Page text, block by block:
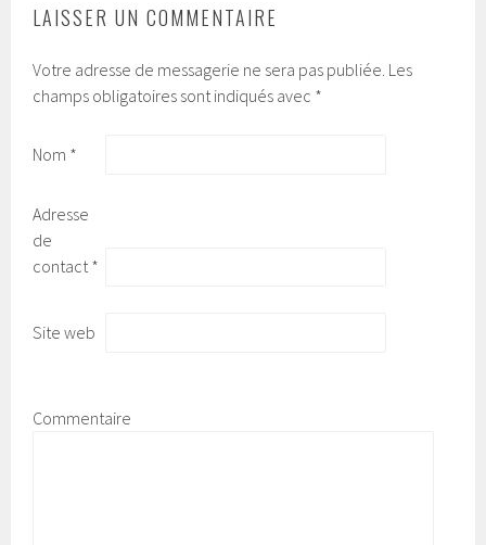
LAISSER UN COMMENTAIRE
Votre adresse de messagerie ne sera pas publiée. Les
champs obligatoires sont indiqués avec *
Nom *
Adresse
de
contact *
Site web
Commentaire